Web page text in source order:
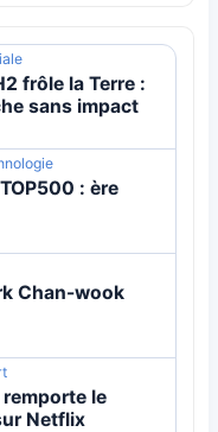
frôle la Terre :
sans impact
: ère
Chan-wook
le
Netflix